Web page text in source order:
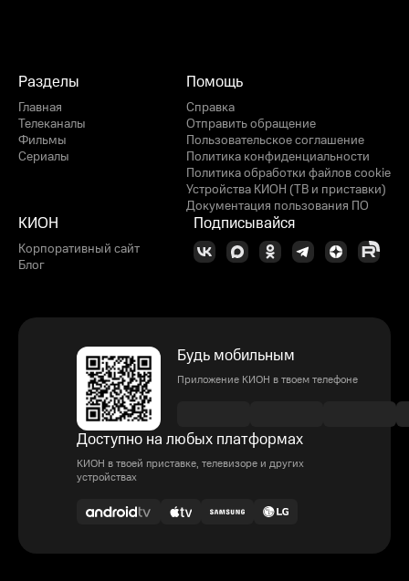
Разделы
Главная
Телеканалы
Фильмы
Сериалы
Помощь
Справка
Отправить обращение
Пользовательское соглашение
Политика конфиденциальности
Политика обработки файлов cookie
Устройства КИОН (ТВ и приставки)
Документация пользования ПО
КИОН
Корпоративный сайт
Блог
Подписывайся
Будь мобильным
Приложение КИОН в твоем телефоне
Доступно на любых платформах
КИОН в твоей приставке, телевизоре и других
устройствах